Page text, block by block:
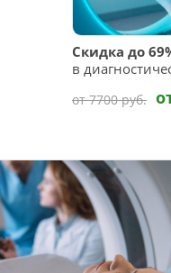
Скидка до
в
от 7700 руб.